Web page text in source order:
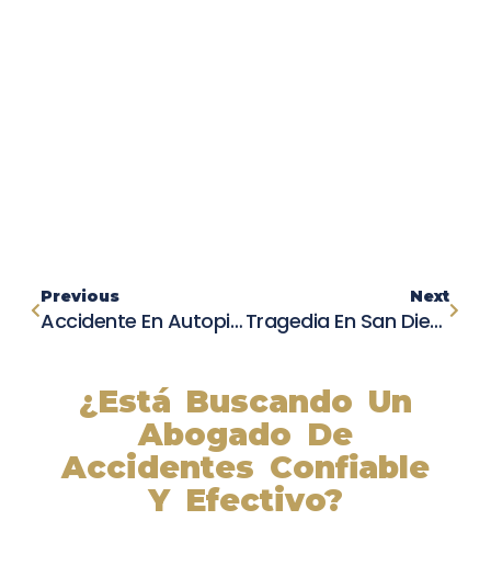
Previous
Accidente En Autopista De Sacramento: Conductor En Sentido Contrario Impacta Vehículo De CHP
Next
Tragedia En San Diego: Mujer Muere En Accidente En Balboa Park
¿Está Buscando Un
Abogado De
Accidentes Confiable
Y Efectivo?